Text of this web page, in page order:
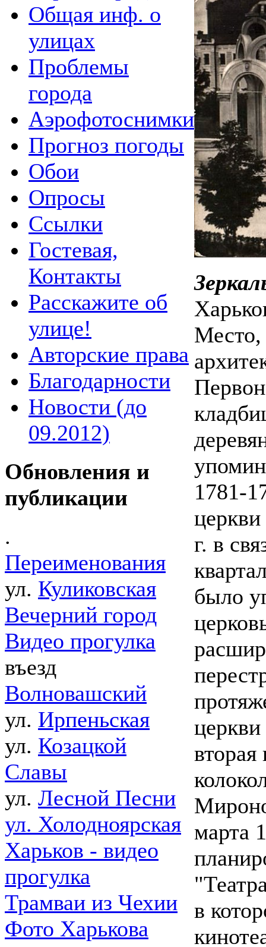
Общая инф. о
улицах
Проблемы
города
Аэрофотоснимки
Прогноз погоды
Обои
Опросы
Ссылки
Гостевая,
Контакты
Расскажите об
улице!
Авторские права
Благодарности
Новости (до
09.2012)
Обновления и
публикации
.
Переименования
ул. Куликовская
Вечерний город
Видео прогулка
въезд
Волновашский
ул. Ирпеньская
ул. Козацкой
Славы
ул. Лесной Песни
ул. Холодноярская
Харьков - видео
прогулка
Трамваи из Чехии
Фото Харькова
Место,
1781-
г. в
было
марта
в